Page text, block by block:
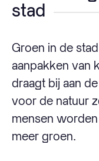
stad
Groen in de
aanpakken van
draagt bij aan
voor de natuur
mensen
meer groen.